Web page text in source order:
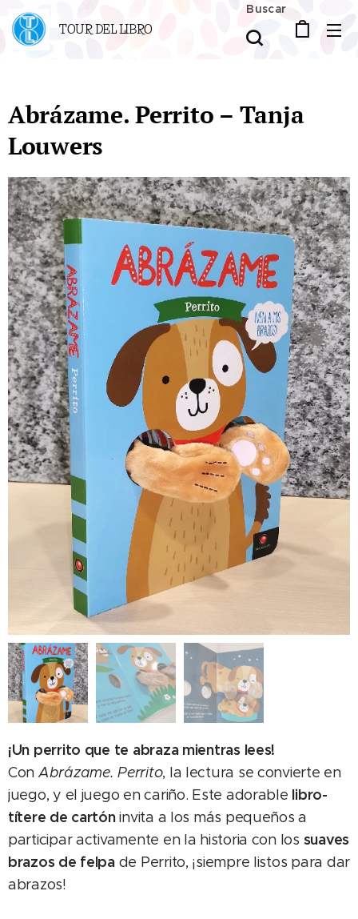
TOUR DEL LIBRO
Buscar
Abrázame. Perrito – Tanja
Louwers
¡Un perrito que te abraza mientras lees!
ConAbrázame. Perrito, la lectura se convierte en
juego, y el juego en cariño. Este adorable libro-
títere de cartóninvita a los más pequeños a
participar activamente en la historia con los suaves
brazos de felpade Perrito, ¡siempre listos para dar
abrazos!